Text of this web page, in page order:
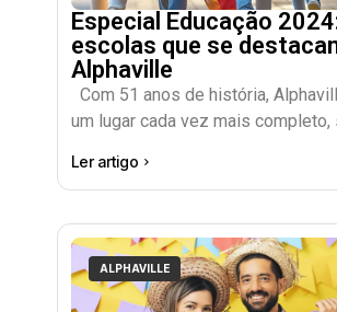
Especial Educação
escolas que se
Alphaville
Com 51 anos de história,
um lugar cada vez mais completo,
Ler artigo
ALPHAVILLE